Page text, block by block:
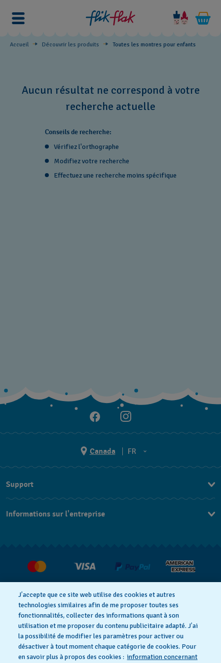
Toutes
les
montres
Accueil Découvrir les produits Toutes les montres pour enfants
Aucun résultat ne correspond à votre
recherche actuelle
Conseils de recherche:
Vérifiez l'orthographe
Modifiez votre recherche
Effectuez une recherche moins spécifique
Canada
FR
EN
Support
Informations sur l'entreprise
Déclaration de confidentialité
J’accepte que ce site web utilise des cookies et autres
technologies similaires afin de me proposer toutes ses
fonctionnalités, collecter des informations quant à son
utilisation et me proposer du contenu publicitaire adapté. J’ai
la possibilité de modifier les paramètres pour activer ou
désactiver à tout moment chaque catégorie de cookies. Pour
en savoir plus à propos des cookies : information concernant